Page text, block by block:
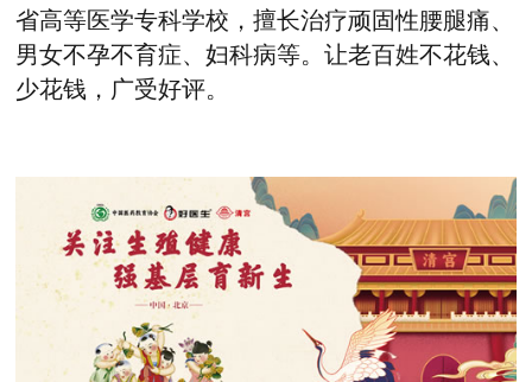
省高等医学专科学校，擅长治疗顽固性腰腿痛、
男女不孕不育症、妇科病等。让老百姓不花钱、
少花钱，广受好评。